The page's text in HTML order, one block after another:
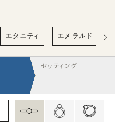
エタニティ エメラルド
セッティング